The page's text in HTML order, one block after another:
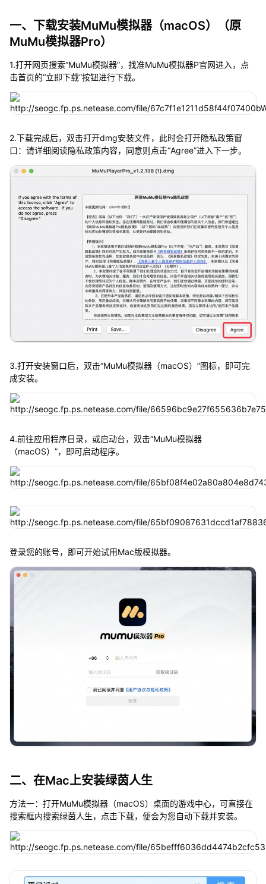
一、下载安装MuMu模拟器（macOS）（原
MuMu模拟器Pro）
1.打开网页搜索“MuMu模拟器”，找准MuMu模拟器P官网进入，点
击首页的“立即下载”按钮进行下载。
2.下载完成后，双击打开dmg安装文件，此时会打开隐私政策窗
口：请详细阅读隐私政策内容，同意则点击“Agree”进入下一步。
3.打开安装窗口后，双击“MuMu模拟器（macOS）”图标，即可完
成安装。
4.前往应用程序目录，或启动台，双击“MuMu模拟器
（macOS）”，即可启动程序。
登录您的账号，即可开始试用Mac版模拟器。
二、在Mac上安装绿茵人生
方法一：打开MuMu模拟器（macOS）桌面的游戏中心，可直接在
搜索框内搜索绿茵人生，点击下载，便会为您自动下载并安装。